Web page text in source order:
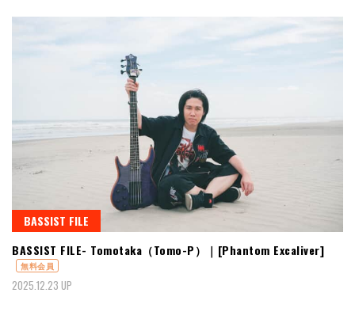
BASSIST FILE
BASSIST FILE- Tomotaka（Tomo-P）｜[Phantom Excaliver]
無料会員
2025.12.23 UP